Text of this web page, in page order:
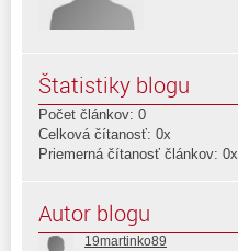
Štatistiky blogu
Počet článkov: 0
Celková čítanosť: 0x
Priemerná čítanosť článkov: 0x
Autor blogu
19martinko89